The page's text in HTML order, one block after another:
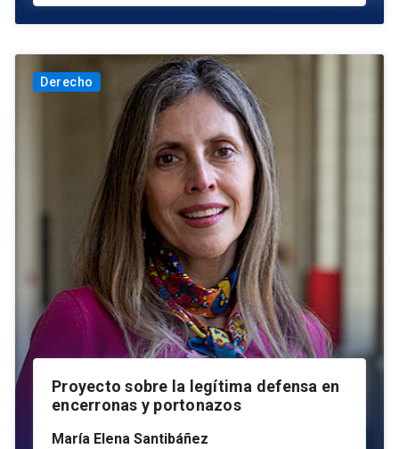
Derecho
Proyecto sobre la legítima defensa en
encerronas y portonazos
María Elena Santibáñez